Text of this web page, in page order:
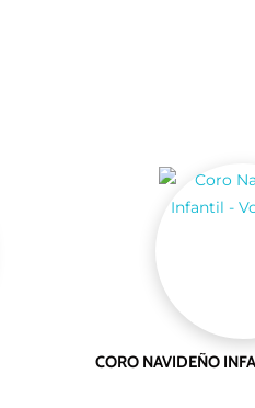
CORO NAVIDEÑO